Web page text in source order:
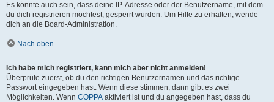
Es könnte auch sein, dass deine IP-Adresse oder der Benutzername, mit dem
du dich registrieren möchtest, gesperrt wurden. Um Hilfe zu erhalten, wende
dich an die Board-Administration.
Nach oben
Ich habe mich registriert, kann mich aber nicht anmelden!
Überprüfe zuerst, ob du den richtigen Benutzernamen und das richtige
Passwort eingegeben hast. Wenn diese stimmen, dann gibt es zwei
Möglichkeiten. Wenn COPPA aktiviert ist und du angegeben hast, dass du